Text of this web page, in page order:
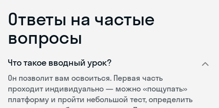
Ответы на частые
вопросы
Что такое вводный урок?
Он позволит вам освоиться. Первая часть
проходит индивидуально — можно «пощупать»
платформу и пройти небольшой тест, определить